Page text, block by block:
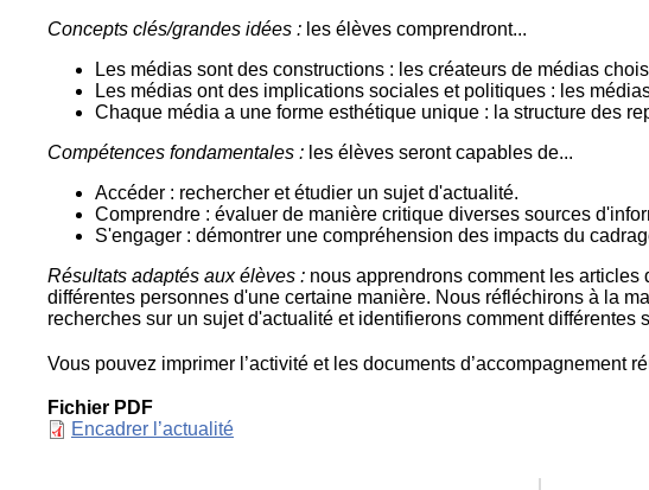
Concepts clés/grandes idées : les élèves comprendront...
Les médias sont des constructions : les créateurs de médias
Les médias ont des implications sociales et politiques : les
Chaque média a une forme esthétique unique : la structure des
Compétences fondamentales : les élèves seront capables de...
Accéder : rechercher et étudier un sujet d'actualité.
Comprendre : évaluer de manière critique diverses sources
S'engager : démontrer une compréhension des impacts du
Résultats adaptés aux élèves : nous apprendrons comment les
différentes personnes d'une certaine manière. Nous réfléchirons à la
recherches sur un sujet d'actualité et identifierons comment différentes
Vous pouvez imprimer l’activité et les documents d’accompagnement
Fichier PDF
Document
Encadrer l’actualité